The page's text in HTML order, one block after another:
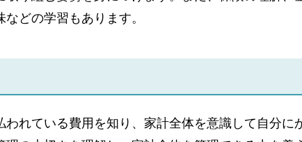
どの学習もあります。
れている費用を知り、家計全体を意識して自分に